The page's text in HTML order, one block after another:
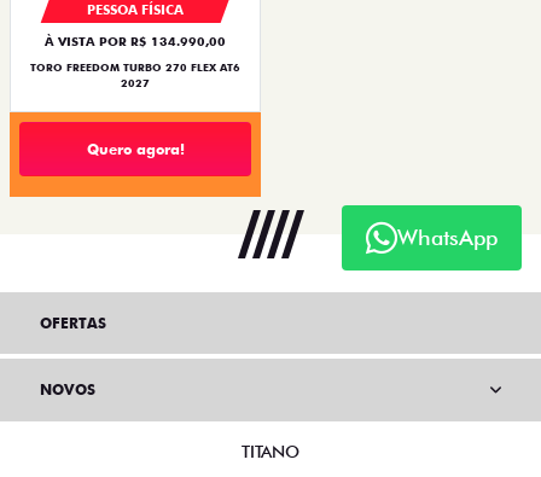
PESSOA FÍSICA
À VISTA POR R$ 134.990,00
TORO FREEDOM TURBO 270 FLEX AT6
2027
Quero agora!
WhatsApp
OFERTAS
NOVOS
TITANO